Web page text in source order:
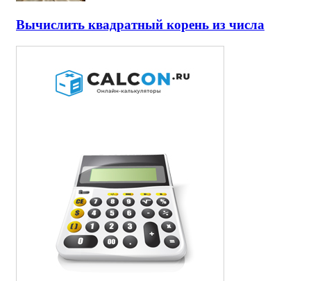
Вычислить квадратный корень из числа